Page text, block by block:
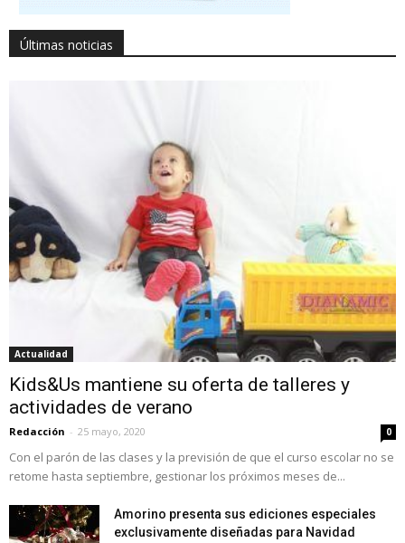
Últimas noticias
Actualidad
Kids&Us mantiene su oferta de talleres y
actividades de verano
Redacción - 25 mayo, 2020 0
Con el parón de las clases y la previsión de que el curso escolar no se
retome hasta septiembre, gestionar los próximos meses de...
Amorino presenta sus ediciones especiales
exclusivamente diseñadas para Navidad